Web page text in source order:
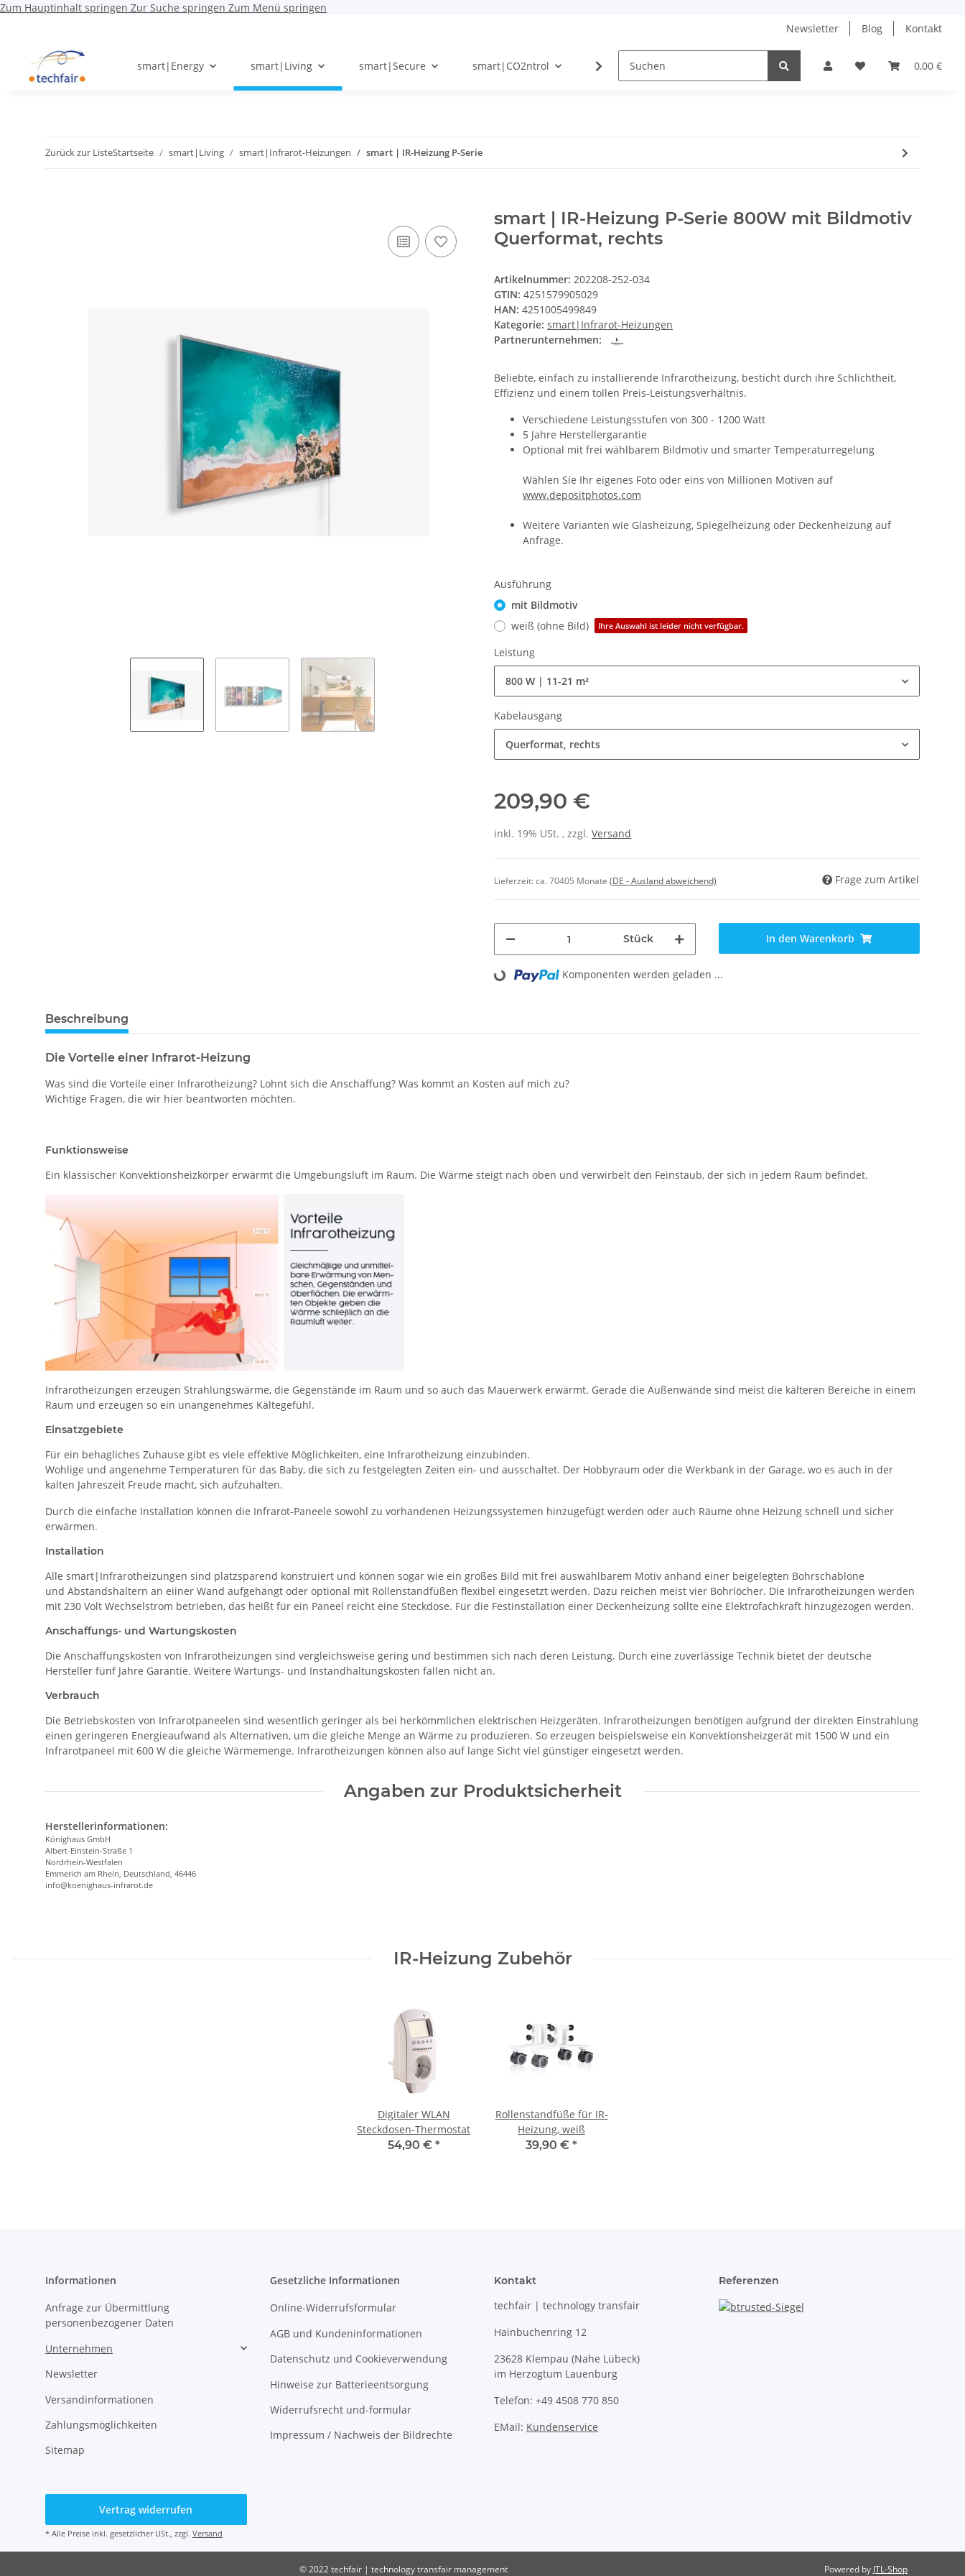
Zum Hauptinhalt springen Zur Suche springen Zum Menü springen
Newsletter
Blog Kontakt
0,00 €
smart|Energy smart|Living smart|Secure smart|CO2ntrol Photovoltaik-Anlagen
Zurück zur ListeStartseite smart|Living smart|Infrarot-Heizungen smart | IR-Heizung P-Serie
smart | IR-Heizung P-Serie 800W mit Bildmotiv
Querformat, rechts
Artikelnummer: 202208-252-034
GTIN: 4251579905029
HAN: 4251005499849
Kategorie: smart|Infrarot-Heizungen
Partnerunternehmen:
Beliebte, einfach zu installierende Infrarotheizung, besticht durch ihre Schlichtheit,
Effizienz und einem tollen Preis-Leistungsverhältnis.
Verschiedene Leistungsstufen von 300 - 1200 Watt
5 Jahre Herstellergarantie
Optional mit frei wählbarem Bildmotiv und smarter Temperaturregelung
Wählen Sie Ihr eigenes Foto oder eins von Millionen Motiven auf
www.depositphotos.com
Weitere Varianten wie Glasheizung, Spiegelheizung oder Deckenheizung auf
Anfrage.
Ausführung
mit Bildmotiv
weiß (ohne Bild)
Ihre Auswahl ist leider nicht verfügbar.
Leistung
800 W | 11-21 m²
Kabelausgang
Querformat, rechts
209,90 €
inkl. 19% USt. , zzgl. Versand
Lieferzeit:ca. 70405 Monate (DE - Ausland abweichend) Frage zum Artikel
Stück In den Warenkorb
Loading... Komponenten werden geladen ...
Beschreibung
Die Vorteile einer Infrarot-Heizung
Was sind die Vorteile einer Infrarotheizung? Lohnt sich die Anschaffung? Was kommt an Kosten auf mich zu?
Wichtige Fragen, die wir hier beantworten möchten.
Funktionsweise
Ein klassischer Konvektionsheizkörper erwärmt die Umgebungsluft im Raum. Die Wärme steigt nach oben und verwirbelt den Feinstaub, der sich in jedem Raum befindet.
Infrarotheizungen erzeugen Strahlungswärme, die Gegenstände im Raum und so auch das Mauerwerk erwärmt. Gerade die Außenwände sind meist die kälteren Bereiche in einem
Raum und erzeugen so ein unangenehmes Kältegefühl.
Einsatzgebiete
Für ein behagliches Zuhause gibt es viele effektive Möglichkeiten, eine Infrarotheizung einzubinden.
Wohlige und angenehme Temperaturen für das Baby, die sich zu festgelegten Zeiten ein- und ausschaltet. Der Hobbyraum oder die Werkbank in der Garage, wo es auch in der
kalten Jahreszeit Freude macht, sich aufzuhalten.
Durch die einfache Installation können die Infrarot-Paneele sowohl zu vorhandenen Heizungssystemen hinzugefügt werden oder auch Räume ohne Heizung schnell und sicher
erwärmen.
Installation
Alle smart|Infrarotheizungen sind platzsparend konstruiert und können sogar wie ein großes Bild mit frei auswählbarem Motiv anhand einer beigelegten Bohrschablone
und Abstandshaltern an eiiner Wand aufgehängt oder optional mit Rollenstandfüßen flexibel eingesetzt werden. Dazu reichen meist vier Bohrlöcher. Die Infrarotheizungen werden
mit 230 Volt Wechselstrom betrieben, das heißt für ein Paneel reicht eine Steckdose. Für die Festinstallation einer Deckenheizung sollte eine Elektrofachkraft hinzugezogen werden.
Anschaffungs- und Wartungskosten
Die Anschaffungskosten von Infrarotheizungen sind vergleichsweise gering und bestimmen sich nach deren Leistung. Durch eine zuverlässige Technik bietet der deutsche
Hersteller fünf Jahre Garantie. Weitere Wartungs- und Instandhaltungskosten fallen nicht an.
Verbrauch
Die Betriebskosten von Infrarotpaneelen sind wesentlich geringer als bei herkömmlichen elektrischen Heizgeräten. Infrarotheizungen benötigen aufgrund der direkten Einstrahlung
einen geringeren Energieaufwand als Alternativen, um die gleiche Menge an Wärme zu produzieren. So erzeugen beispielsweise ein Konvektionsheizgerät mit 1500 W und ein
Infrarotpaneel mit 600 W die gleiche Wärmemenge. Infrarotheizungen können also auf lange Sicht viel günstiger eingesetzt werden.
Angaben zur Produktsicherheit
Herstellerinformationen:
Könighaus GmbH
Albert-Einstein-Straße 1
Nordrhein-Westfalen
Emmerich am Rhein, Deutschland, 46446
info@koenighaus-infrarot.de
IR-Heizung Zubehör
Digitaler WLAN
Steckdosen-Thermostat
54,90 € *
Rollenstandfüße für IR-
Heizung, weiß
39,90 € *
Informationen
Anfrage zur Übermittlung
personenbezogener Daten
Unternehmen
Newsletter
Versandinformationen
Zahlungsmöglichkeiten
Sitemap
Gesetzliche Informationen
Online-Widerrufsformular
AGB und Kundeninformationen
Datenschutz und Cookieverwendung
Hinweise zur Batterieentsorgung
Widerrufsrecht und-formular
Impressum / Nachweis der Bildrechte
Kontakt
techfair | technology transfair
Hainbuchenring 12
23628 Klempau (Nahe Lübeck)
im Herzogtum Lauenburg
Telefon: +49 4508 770 850
EMail: Kundenservice
Referenzen
Vertrag widerrufen
* Alle Preise inkl. gesetzlicher USt., zzgl. Versand
© 2022 techfair | technology transfair management Powered by JTL-Shop